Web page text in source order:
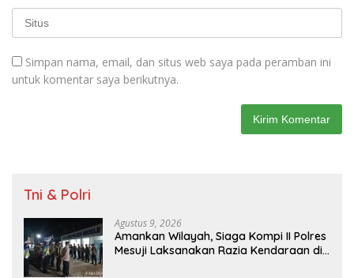
Simpan nama, email, dan situs web saya pada peramban ini
untuk komentar saya berikutnya.
Tni & Polri
Agustus 9, 2026
Amankan Wilayah, Siaga Kompi II Polres
Mesuji Laksanakan Razia Kendaraan di